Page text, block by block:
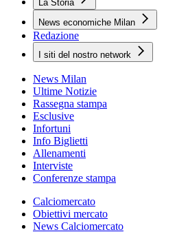
La Storia
News economiche Milan
Redazione
I siti del nostro network
News Milan
Ultime Notizie
Rassegna stampa
Esclusive
Infortuni
Info Biglietti
Allenamenti
Interviste
Conferenze stampa
Calciomercato
Obiettivi mercato
News Calciomercato